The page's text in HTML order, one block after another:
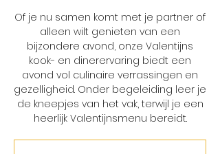
Of je nu samen komt met je partner of
alleen wilt genieten van een
bijzondere avond, onze Valentijns
kook- en dinerervaring biedt een
avond vol culinaire verrassingen en
gezelligheid. Onder begeleiding leer je
de kneepjes van het vak, terwijl je een
heerlijk Valentijnsmenu bereidt.